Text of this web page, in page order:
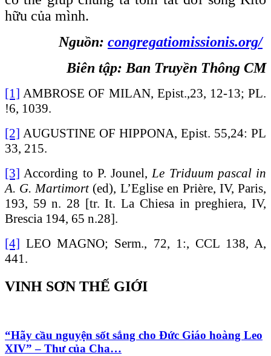
hữu của mình.
Nguồn: congregatiomissionis.org/
Biên tập: Ban Truyền Thông CM
[1] AMBROSE OF MILAN, Epist.,23, 12-13; PL.
!6, 1039.
[2] AUGUSTINE OF HIPPONA, Epist. 55,24: PL
33, 215.
[3] According to P. Jounel,Le Triduum pascal in
A. G. Martimort(ed), L’Eglise en Prière, IV, Paris,
193, 59 n. 28 [tr. It. La Chiesa in preghiera, IV,
Brescia 194, 65 n.28].
[4] LEO MAGNO; Serm., 72, 1:, CCL 138, A,
441.
VINH SƠN THẾ GIỚI
“Hãy cầu nguyện sốt sắng cho Đức Giáo hoàng Leo
XIV” – Thư của Cha…